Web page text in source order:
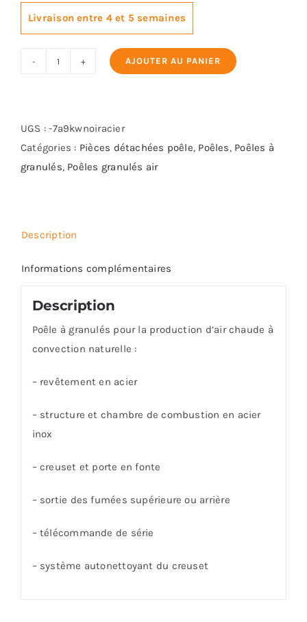
Livraison entre 4 et 5 semaines
MARTE
PLUS
AJOUTER AU PANIER
UGS :-7a9kwnoiracier
Catégories : Pièces détachées poêle, Poêles, Poêles à
granulés, Poêles granulés air
Description
Informations complémentaires
Description
Poêle à granulés pour la production d’air chaude à
convection naturelle :
– revêtement en acier
– structure et chambre de combustion en acier
inox
– creuset et porte en fonte
– sortie des fumées supérieure ou arrière
– télécommande de série
– système autonettoyant du creuset